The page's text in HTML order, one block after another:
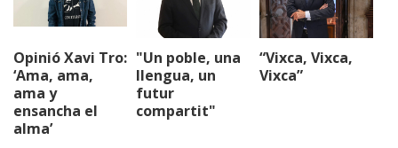
Opinió Xavi Tro:
‘Ama, ama,
ama y
ensancha el
alma’
"Un poble, una
llengua, un
futur
compartit"
“Vixca, Vixca,
Vixca”